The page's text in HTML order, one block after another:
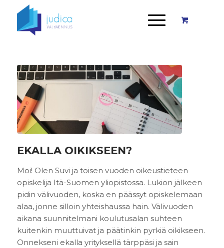
EKALLA OIKIKSEEN?
Moi! Olen Suvi ja toisen vuoden oikeustieteen
opiskelija Itä-Suomen yliopistossa. Lukion jälkeen
pidin välivuoden, koska en päässyt opiskelemaan
alaa, jonne silloin yhteishaussa hain. Välivuoden
aikana suunnitelmani koulutusalan suhteen
kuitenkin muuttuivat ja päätinkin pyrkiä oikikseen.
Onnekseni ekalla yrityksellä tärppäsi ja sain